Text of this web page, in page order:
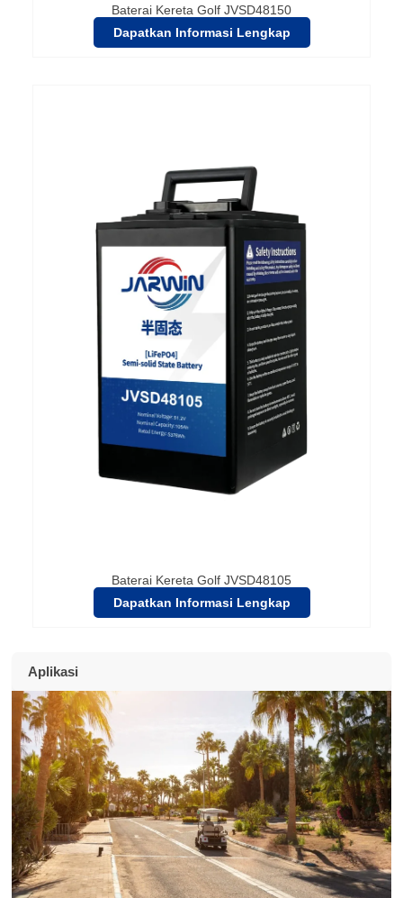
Baterai Kereta Golf JVSD48150
Dapatkan Informasi Lengkap
Baterai Kereta Golf JVSD48105
Dapatkan Informasi Lengkap
Aplikasi